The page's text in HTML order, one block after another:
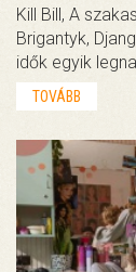
Kill Bill, A
Brigantyk,
idők egyik
TOVÁBB